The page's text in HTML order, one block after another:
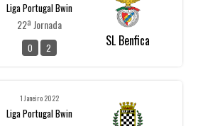
Liga Portugal Bwin
22ª Jornada
0 2 SL Benfica
1 Janeiro 2022
Liga Portugal Bwin